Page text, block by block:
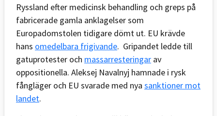
Ryssland efter medicinsk behandling och greps på
fabricerade gamla anklagelser som
Europadomstolen tidigare dömt ut. EU krävde
hans omedelbara frigivande. Gripandet ledde till
gatuprotester och massarresteringar av
oppositionella. Aleksej Navalnyj hamnade i rysk
fångläger och EU svarade med nya sanktioner mot
landet.